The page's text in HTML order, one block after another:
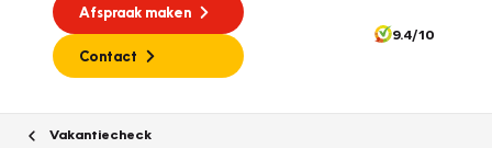
Afspraak maken
Contact
9.4/10
Vakantiecheck